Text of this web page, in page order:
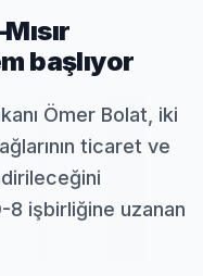
başlıyor
Ömer Bolat, iki
ticaret ve
işbirliğine uzanan